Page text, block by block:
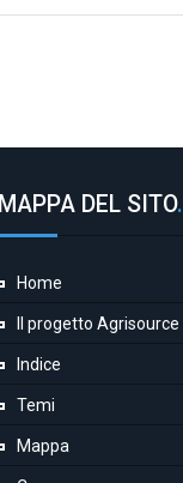
MAPPA DEL SITO.
Home
Il progetto Agrisource
Indice
Temi
Mappa